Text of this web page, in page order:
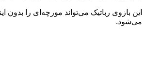
این بازوی رباتیک می‌تواند مورچه‌ای را
می‌شود.